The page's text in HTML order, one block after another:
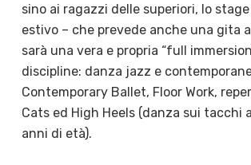
sino ai ragazzi delle superiori, lo
estivo – che prevede anche una gita
sarà una vera e propria “full
discipline: danza jazz e
Contemporary Ballet, Floor Work,
Cats ed High Heels (danza sui tacchi
anni di età).